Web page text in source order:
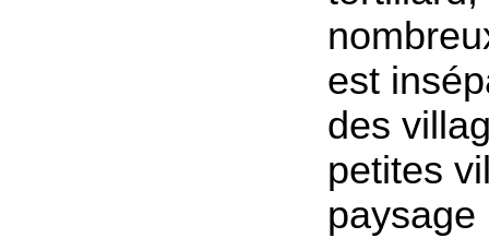
est
des
petites
paysage